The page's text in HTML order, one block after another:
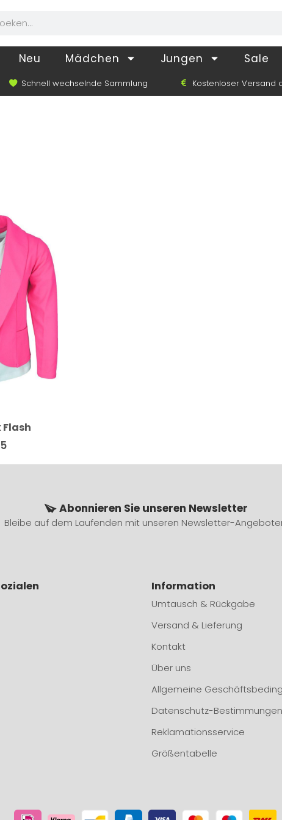
Neu Mädchen Jungen Sale
Schnell wechselnde Sammlung Kostenloser Versand
Flash
Abonnieren Sie unseren Newsletter
Bleibe auf dem Laufenden mit unseren Newsletter-
Information
Umtausch & Rückgabe
Versand & Lieferung
Kontakt
Über uns
Allgemeine
Datenschutz-Bestimmungen
Reklamationsservice
Größentabelle